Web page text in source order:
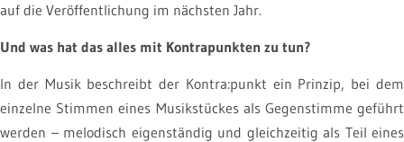
auf die Veröffentlichung im nächsten Jahr.
Und was hat das alles mit Kontrapunkten zu tun?
In der Musik beschreibt der Kontra:punkt ein Prinzip, bei dem
einzelne Stimmen eines Musikstückes als Gegenstimme geführt
werden – melodisch eigenständig und gleichzeitig als Teil eines